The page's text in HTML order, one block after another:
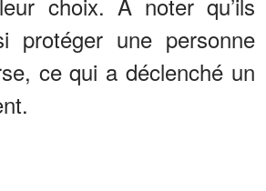
protéger une personne
ce qui a déclenché un